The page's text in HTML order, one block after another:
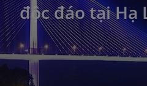
độc đáo tại Hạ